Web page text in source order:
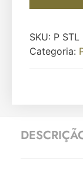
SKU: P STL
Categoria: